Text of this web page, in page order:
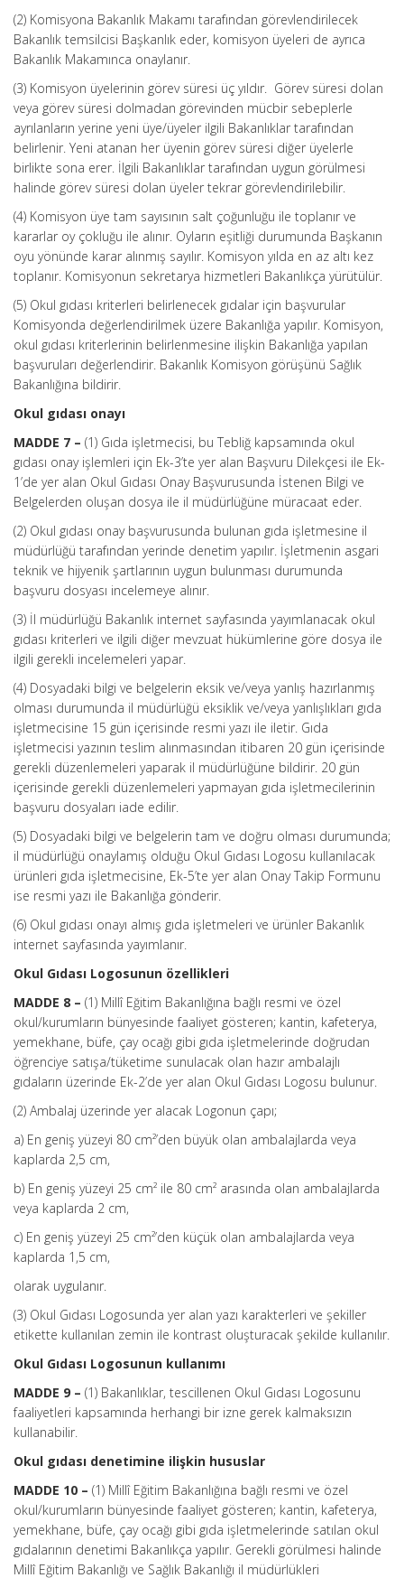
(2) Komisyona Bakanlık Makamı tarafından görevlendirilecek
Bakanlık temsilcisi Başkanlık eder, komisyon üyeleri de ayrıca
Bakanlık Makamınca onaylanır.
(3) Komisyon üyelerinin görev süresi üç yıldır. Görev süresi dolan
veya görev süresi dolmadan görevinden mücbir sebeplerle
ayrılanların yerine yeni üye/üyeler ilgili Bakanlıklar tarafından
belirlenir. Yeni atanan her üyenin görev süresi diğer üyelerle
birlikte sona erer. İlgili Bakanlıklar tarafından uygun görülmesi
halinde görev süresi dolan üyeler tekrar görevlendirilebilir.
(4) Komisyon üye tam sayısının salt çoğunluğu ile toplanır ve
kararlar oy çokluğu ile alınır. Oyların eşitliği durumunda Başkanın
oyu yönünde karar alınmış sayılır. Komisyon yılda en az altı kez
toplanır. Komisyonun sekretarya hizmetleri Bakanlıkça yürütülür.
(5) Okul gıdası kriterleri belirlenecek gıdalar için başvurular
Komisyonda değerlendirilmek üzere Bakanlığa yapılır. Komisyon,
okul gıdası kriterlerinin belirlenmesine ilişkin Bakanlığa yapılan
başvuruları değerlendirir. Bakanlık Komisyon görüşünü Sağlık
Bakanlığına bildirir.
Okul gıdası onayı
MADDE 7 – (1) Gıda işletmecisi, bu Tebliğ kapsamında okul
gıdası onay işlemleri için Ek-3’te yer alan Başvuru Dilekçesi ile Ek-
1’de yer alan Okul Gıdası Onay Başvurusunda İstenen Bilgi ve
Belgelerden oluşan dosya ile il müdürlüğüne müracaat eder.
(2) Okul gıdası onay başvurusunda bulunan gıda işletmesine il
müdürlüğü tarafından yerinde denetim yapılır. İşletmenin asgari
teknik ve hijyenik şartlarının uygun bulunması durumunda
başvuru dosyası incelemeye alınır.
(3) İl müdürlüğü Bakanlık internet sayfasında yayımlanacak okul
gıdası kriterleri ve ilgili diğer mevzuat hükümlerine göre dosya ile
ilgili gerekli incelemeleri yapar.
(4) Dosyadaki bilgi ve belgelerin eksik ve/veya yanlış hazırlanmış
olması durumunda il müdürlüğü eksiklik ve/veya yanlışlıkları gıda
işletmecisine 15 gün içerisinde resmi yazı ile iletir. Gıda
işletmecisi yazının teslim alınmasından itibaren 20 gün içerisinde
gerekli düzenlemeleri yaparak il müdürlüğüne bildirir. 20 gün
içerisinde gerekli düzenlemeleri yapmayan gıda işletmecilerinin
başvuru dosyaları iade edilir.
(5) Dosyadaki bilgi ve belgelerin tam ve doğru olması durumunda;
il müdürlüğü onaylamış olduğu Okul Gıdası Logosu kullanılacak
ürünleri gıda işletmecisine, Ek-5’te yer alan Onay Takip Formunu
ise resmi yazı ile Bakanlığa gönderir.
(6) Okul gıdası onayı almış gıda işletmeleri ve ürünler Bakanlık
internet sayfasında yayımlanır.
Okul Gıdası Logosunun özellikleri
MADDE 8 – (1) Millî Eğitim Bakanlığına bağlı resmi ve özel
okul/kurumların bünyesinde faaliyet gösteren; kantin, kafeterya,
yemekhane, büfe, çay ocağı gibi gıda işletmelerinde doğrudan
öğrenciye satışa/tüketime sunulacak olan hazır ambalajlı
gıdaların üzerinde Ek-2’de yer alan Okul Gıdası Logosu bulunur.
(2) Ambalaj üzerinde yer alacak Logonun çapı;
a) En geniş yüzeyi 80 cm²’den büyük olan ambalajlarda veya
kaplarda 2,5 cm,
b) En geniş yüzeyi 25 cm² ile 80 cm² arasında olan ambalajlarda
veya kaplarda 2 cm,
c) En geniş yüzeyi 25 cm²’den küçük olan ambalajlarda veya
kaplarda 1,5 cm,
olarak uygulanır.
(3) Okul Gıdası Logosunda yer alan yazı karakterleri ve şekiller
etikette kullanılan zemin ile kontrast oluşturacak şekilde kullanılır.
Okul Gıdası Logosunun kullanımı
MADDE 9 – (1) Bakanlıklar, tescillenen Okul Gıdası Logosunu
faaliyetleri kapsamında herhangi bir izne gerek kalmaksızın
kullanabilir.
Okul gıdası denetimine ilişkin hususlar
MADDE 10 – (1) Millî Eğitim Bakanlığına bağlı resmi ve özel
okul/kurumların bünyesinde faaliyet gösteren; kantin, kafeterya,
yemekhane, büfe, çay ocağı gibi gıda işletmelerinde satılan okul
gıdalarının denetimi Bakanlıkça yapılır. Gerekli görülmesi halinde
Millî Eğitim Bakanlığı ve Sağlık Bakanlığı il müdürlükleri